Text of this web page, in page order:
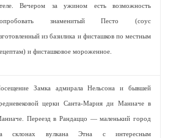
Вечером за ужином есть возможность
знаменитый Песто (соус
из базилика и фисташков по местным
и фисташковое мороженное.
Замка адмирала Нельсона и бывшей
церки Санта-Мария ди Маниаче в
Переезд в Рандаццо — маленький город
склонах вулкана Этна с интересным